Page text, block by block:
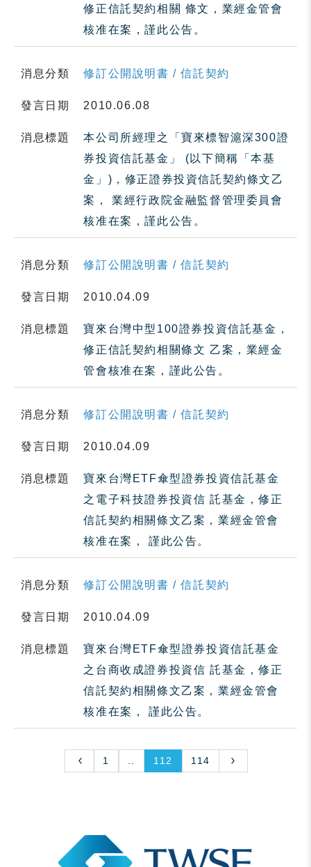
修正信託契約相關 條文，業經金管會
核准在案，謹此公告。
消息分類 修訂公開說明書 / 信託契約
發言日期 2010.06.08
消息標題
本公司所經理之「寶來標智滬深300證
券投資信託基金」 (以下簡稱「本基
金」)，修正證券投資信託契約條文乙
案， 業經行政院金融監督管理委員會
核准在案，謹此公告。
消息分類 修訂公開說明書 / 信託契約
發言日期 2010.04.09
消息標題
寶來台灣中型100證券投資信託基金，
修正信託契約相關條文 乙案，業經金
管會核准在案，謹此公告。
消息分類 修訂公開說明書 / 信託契約
發言日期 2010.04.09
消息標題
寶來台灣ETF傘型證券投資信託基金
之電子科技證券投資信 託基金，修正
信託契約相關條文乙案，業經金管會
核准在案， 謹此公告。
消息分類 修訂公開說明書 / 信託契約
發言日期 2010.04.09
消息標題
寶來台灣ETF傘型證券投資信託基金
之台商收成證券投資信 託基金，修正
信託契約相關條文乙案，業經金管會
核准在案， 謹此公告。
1 112 114